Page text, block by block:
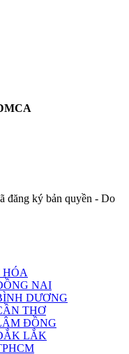
đăng ký bản quyền - Do
HÓA
NAI
DƯƠNG
THƠ
ĐỒNG
LẮK